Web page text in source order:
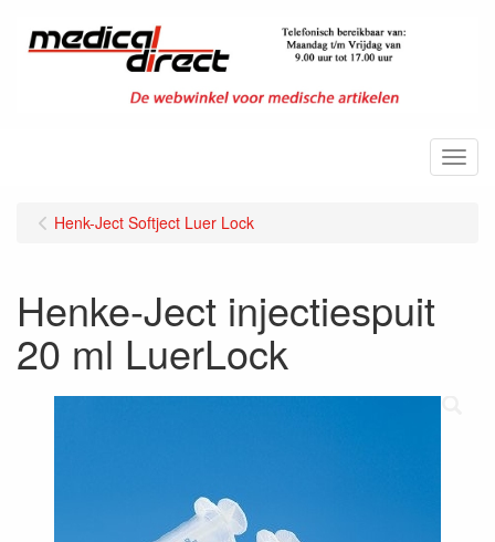
Menu
Henk-Ject Softject Luer Lock
Henke-Ject injectiespuit
20 ml LuerLock